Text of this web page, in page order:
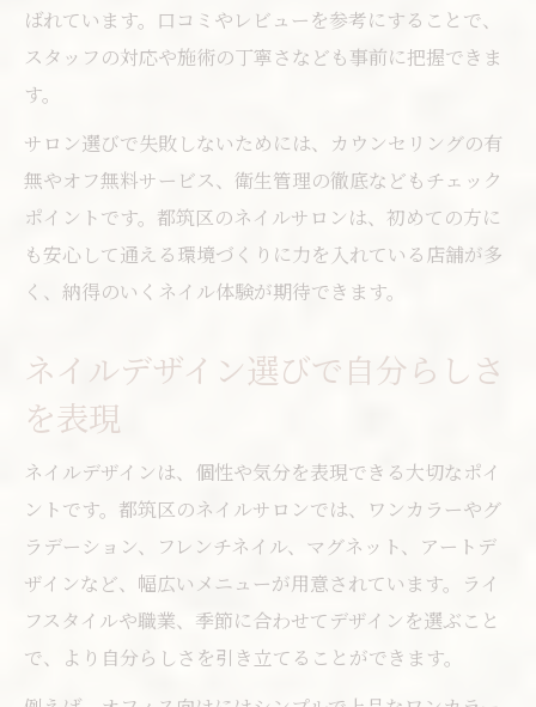
ばれています。口コミやレビューを参考にすることで、
スタッフの対応や施術の丁寧さなども事前に把握できま
す。
サロン選びで失敗しないためには、カウンセリングの有
無やオフ無料サービス、衛生管理の徹底などもチェック
ポイントです。都筑区のネイルサロンは、初めての方に
も安心して通える環境づくりに力を入れている店舗が多
く、納得のいくネイル体験が期待できます。
ネイルデザイン選びで自分らしさ
を表現
ネイルデザインは、個性や気分を表現できる大切なポイ
ントです。都筑区のネイルサロンでは、ワンカラーやグ
ラデーション、フレンチネイル、マグネット、アートデ
ザインなど、幅広いメニューが用意されています。ライ
フスタイルや職業、季節に合わせてデザインを選ぶこと
で、より自分らしさを引き立てることができます。